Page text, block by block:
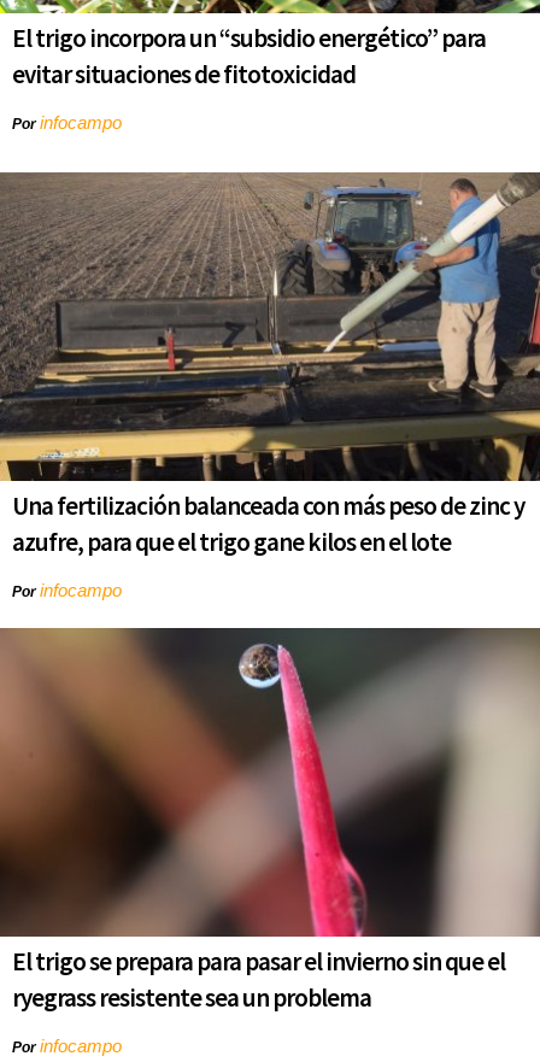
El trigo incorpora un “subsidio energético” para
evitar situaciones de fitotoxicidad
Porinfocampo
Una fertilización balanceada con más peso de zinc y
azufre, para que el trigo gane kilos en el lote
Porinfocampo
El trigo se prepara para pasar el invierno sin que el
ryegrass resistente sea un problema
Porinfocampo